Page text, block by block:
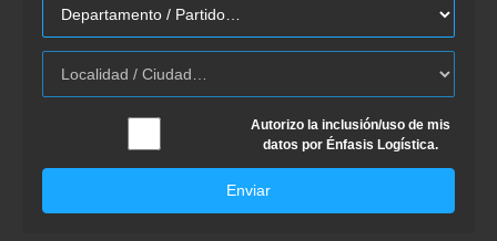
Autorizo la inclusión/uso de mis
datos por Énfasis Logística.
Enviar